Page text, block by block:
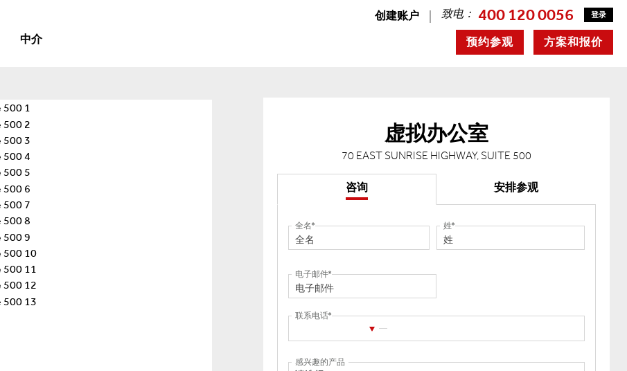
创建账户 致电： 400 120 0056 登录
方案和报价
预约参观
中介
虚拟办公室
70 EAST SUNRISE HIGHWAY, SUITE 500
咨询 安排参观
全名 姓
电子邮件
联系电话
感兴趣的产品